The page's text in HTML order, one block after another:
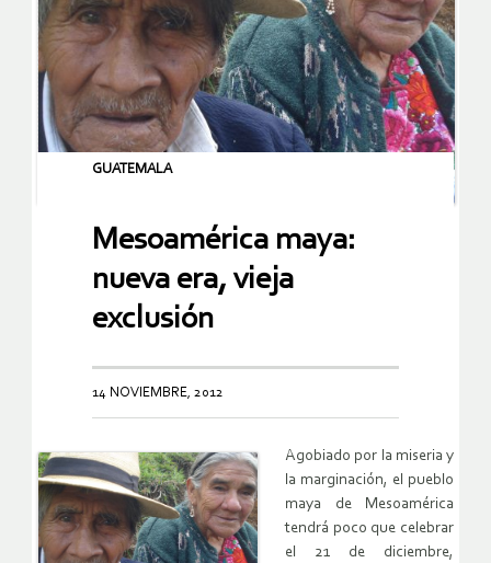
GUATEMALA
Mesoamérica maya:
nueva era, vieja
exclusión
14 NOVIEMBRE, 2012
Agobiado por la miseria y
la marginación, el pueblo
maya de Mesoamérica
tendrá poco que celebrar
el 21 de diciembre,